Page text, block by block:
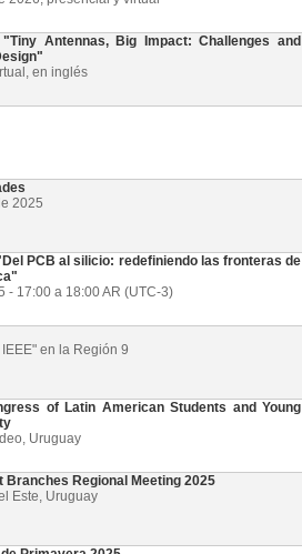
"Tiny Antennas, Big Impact: Challenges and
en inglés
2025
PCB al silicio: redefiniendo las fronteras de
- 17:00 a 18:00 AR (UTC-3)
en la Región 9
of Latin American Students and Young
Uruguay
Branches Regional Meeting 2025
Este, Uruguay